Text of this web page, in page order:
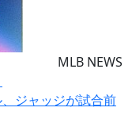
MLB NEWS